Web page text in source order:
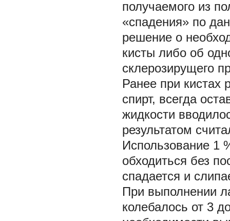
получаемого из
«спадения» по
решение о
кисты либо об
склерозирущего
Ранее при кистах
спирт, всегда
жидкости
результатом
Использование 1
обходиться без
спадается и
При выполнении
колебалось от 3